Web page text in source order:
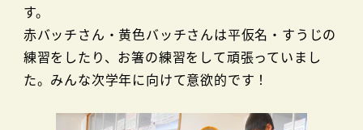
す。
赤バッチさん・黄色バッチさんは平仮名・すうじの
練習をしたり、お箸の練習をして頑張っていまし
た。みんな次学年に向けて意欲的です！